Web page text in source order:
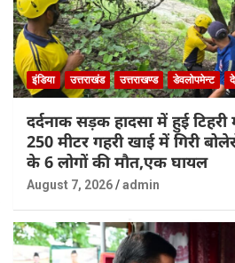
इंडिया उत्तराखंड उत्तराखण्ड डेवलोपमेन्ट
दर्दनाक सड़क हादसा में हुई
250 मीटर गहरी खाई में गिरी
के 6 लोगों की मौत,एक घायल
August 7, 2026 admin